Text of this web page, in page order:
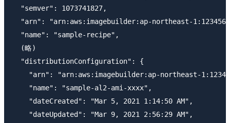
  "semver": 1073741827,
"arn": "arn:aws:imagebuilder:ap-northeast-
  "name": "sample-recipe",
  (略)
  "distributionConfiguration": {
"arn": "arn:aws:imagebuilder:ap-northeast-
    "name": "sample-al2-ami-xxxx",
    "dateCreated": "Mar 5, 2021 1:14:50 AM",
    "dateUpdated": "Mar 9, 2021 2:56:29 AM",